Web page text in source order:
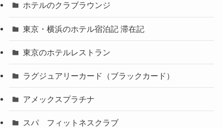
ホテルのクラブラウンジ
東京・横浜のホテル宿泊記 滞在記
東京のホテルレストラン
ラグジュアリーカード（ブラックカード）
アメックスプラチナ
スパ フィットネスクラブ